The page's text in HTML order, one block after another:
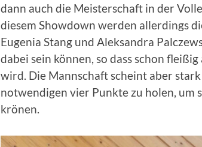
dann auch die Meisterschaft in der
diesem Showdown werden allerdings
Eugenia Stang und Aleksandra
dabei sein können, so dass schon
wird. Die Mannschaft scheint aber
notwendigen vier Punkte zu holen, um
krönen.